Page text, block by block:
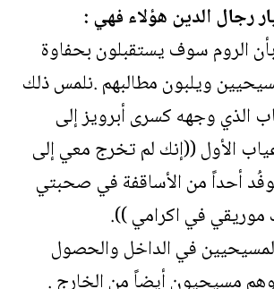
رجال الدين هؤلاء فهي :
الروم سوف يستقبلون بحفاوة
ويلبون مطالبهم .نلمس ذلك
الذي وجهه كسرى أبرويز إلى
الأول ((إنك لم تخرج معي إلى
أحداً من الأساقفة في صحبتي
موريقي في اكرامي )).
في الداخل والحصول